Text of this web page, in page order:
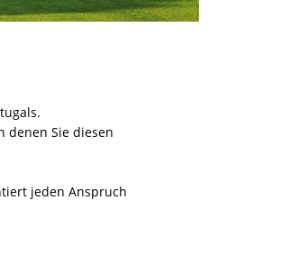
denen Sie diesen
jeden Anspruch